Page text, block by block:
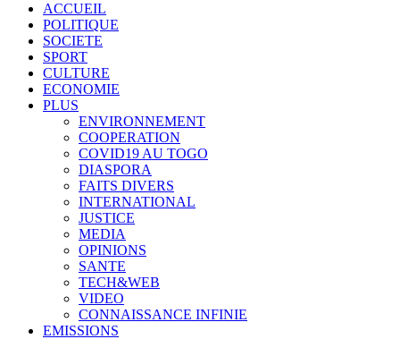
ACCUEIL
POLITIQUE
SOCIETE
SPORT
CULTURE
ECONOMIE
PLUS
ENVIRONNEMENT
COOPERATION
COVID19 AU TOGO
DIASPORA
FAITS DIVERS
INTERNATIONAL
JUSTICE
MEDIA
OPINIONS
SANTE
TECH&WEB
VIDEO
CONNAISSANCE INFINIE
EMISSIONS